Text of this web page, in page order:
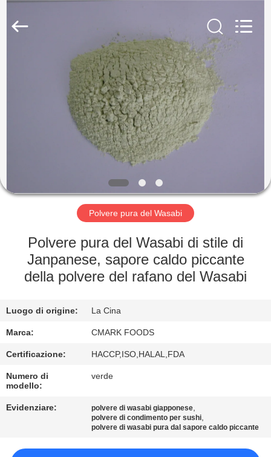
PRODOTTI
VISITA
FABBRICA
CONTROLLO
QUALITÀ
CONTATTACI
NOTIZIE
FOODS
TRADING
Polvere pura del Wasabi
Polvere pura del Wasabi di stile di
Janpanese, sapore caldo piccante
della polvere del rafano del Wasabi
Luogo di origine: La Cina
Marca: CMARK FOODS
Certificazione: HACCP,ISO,HALAL,FDA
Numero di
modello:
verde
Evidenziare: polvere di wasabi giapponese,
polvere di condimento per sushi,
polvere di wasabi pura dal sapore caldo piccante